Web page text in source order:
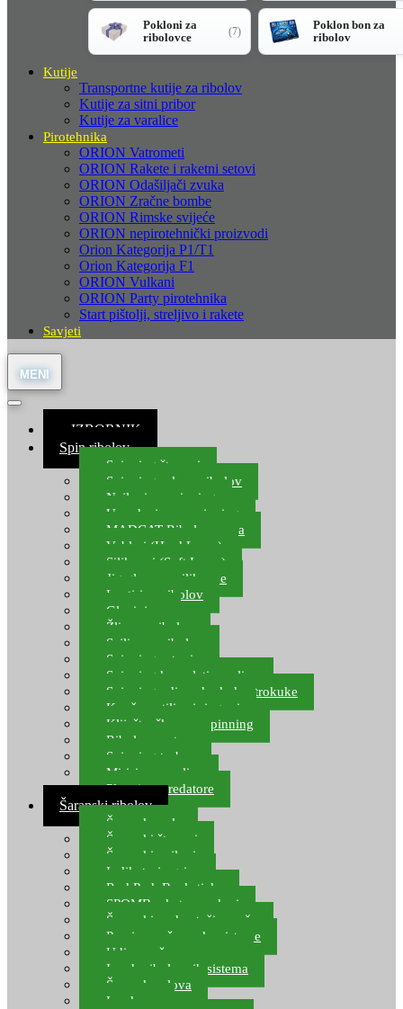
Pokloni za
ribolovce
(7)
Poklon bon za
ribolov
Kutije
Transportne kutije za ribolov
Kutije za sitni pribor
Kutije za varalice
Pirotehnika
ORION Vatrometi
ORION Rakete i raketni setovi
ORION Odašiljači zvuka
ORION Zračne bombe
ORION Rimske svijeće
ORION nepirotehnički proizvodi
Orion Kategorija P1/T1
Orion Kategorija F1
ORION Vulkani
ORION Party pirotehnika
Start pištolji, streljivo i rakete
Savjeti
≡ IZBORNIK
Spin ribolov
Spinning štapovi
Spinning role za ribolov
Najloni za spinning
Upredenice za spinning
MADCAT Ribolov soma
Vobleri (Hard Lures)
Silikonci (Soft Lures)
Jig glave za silikonce
Leptiri za ribolov
Glavinjare
Žlice za ribolov
Sajlice za ribolov
Spinning setovi
Spinning kompleti varalica
Spinning udice, dvokuke, trokuke
Kopče, vrtilice i ringovi
Kliješta, škare za spinning
Ribolov pastrve
Spinning torbe
Mirisi za varalice
Plovci za predatore
Šaranski ribolov
Šaranske role
Šaranski štapovi
Šaranski najloni
Indikatori ugriza
Rod Pod, Banksticks
SPOMB rakete, markeri
Šaranski podmetači, mreže
Pernice za šaranske sisteme
Udice za šarana, amura
Izrada ribolovnih sistema
Šaranska olova
Leadcore